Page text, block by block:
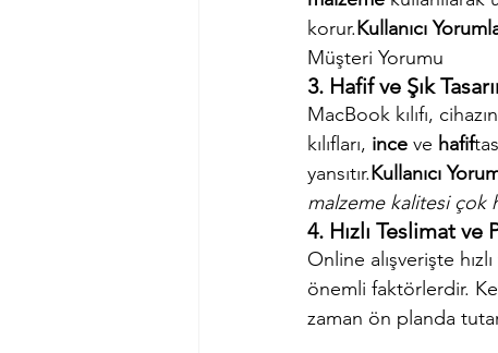
korur.Kullanıcı
Müşteri Yorumu
3. Hafif ve Şık
MacBook kılıfı,
kılıfları, ince ve hafif
yansıtır.Kullanıcı
malzeme kalitesi çok
4. Hızlı Teslimat
Online alışverişte
önemli faktörlerdir.
zaman ön planda